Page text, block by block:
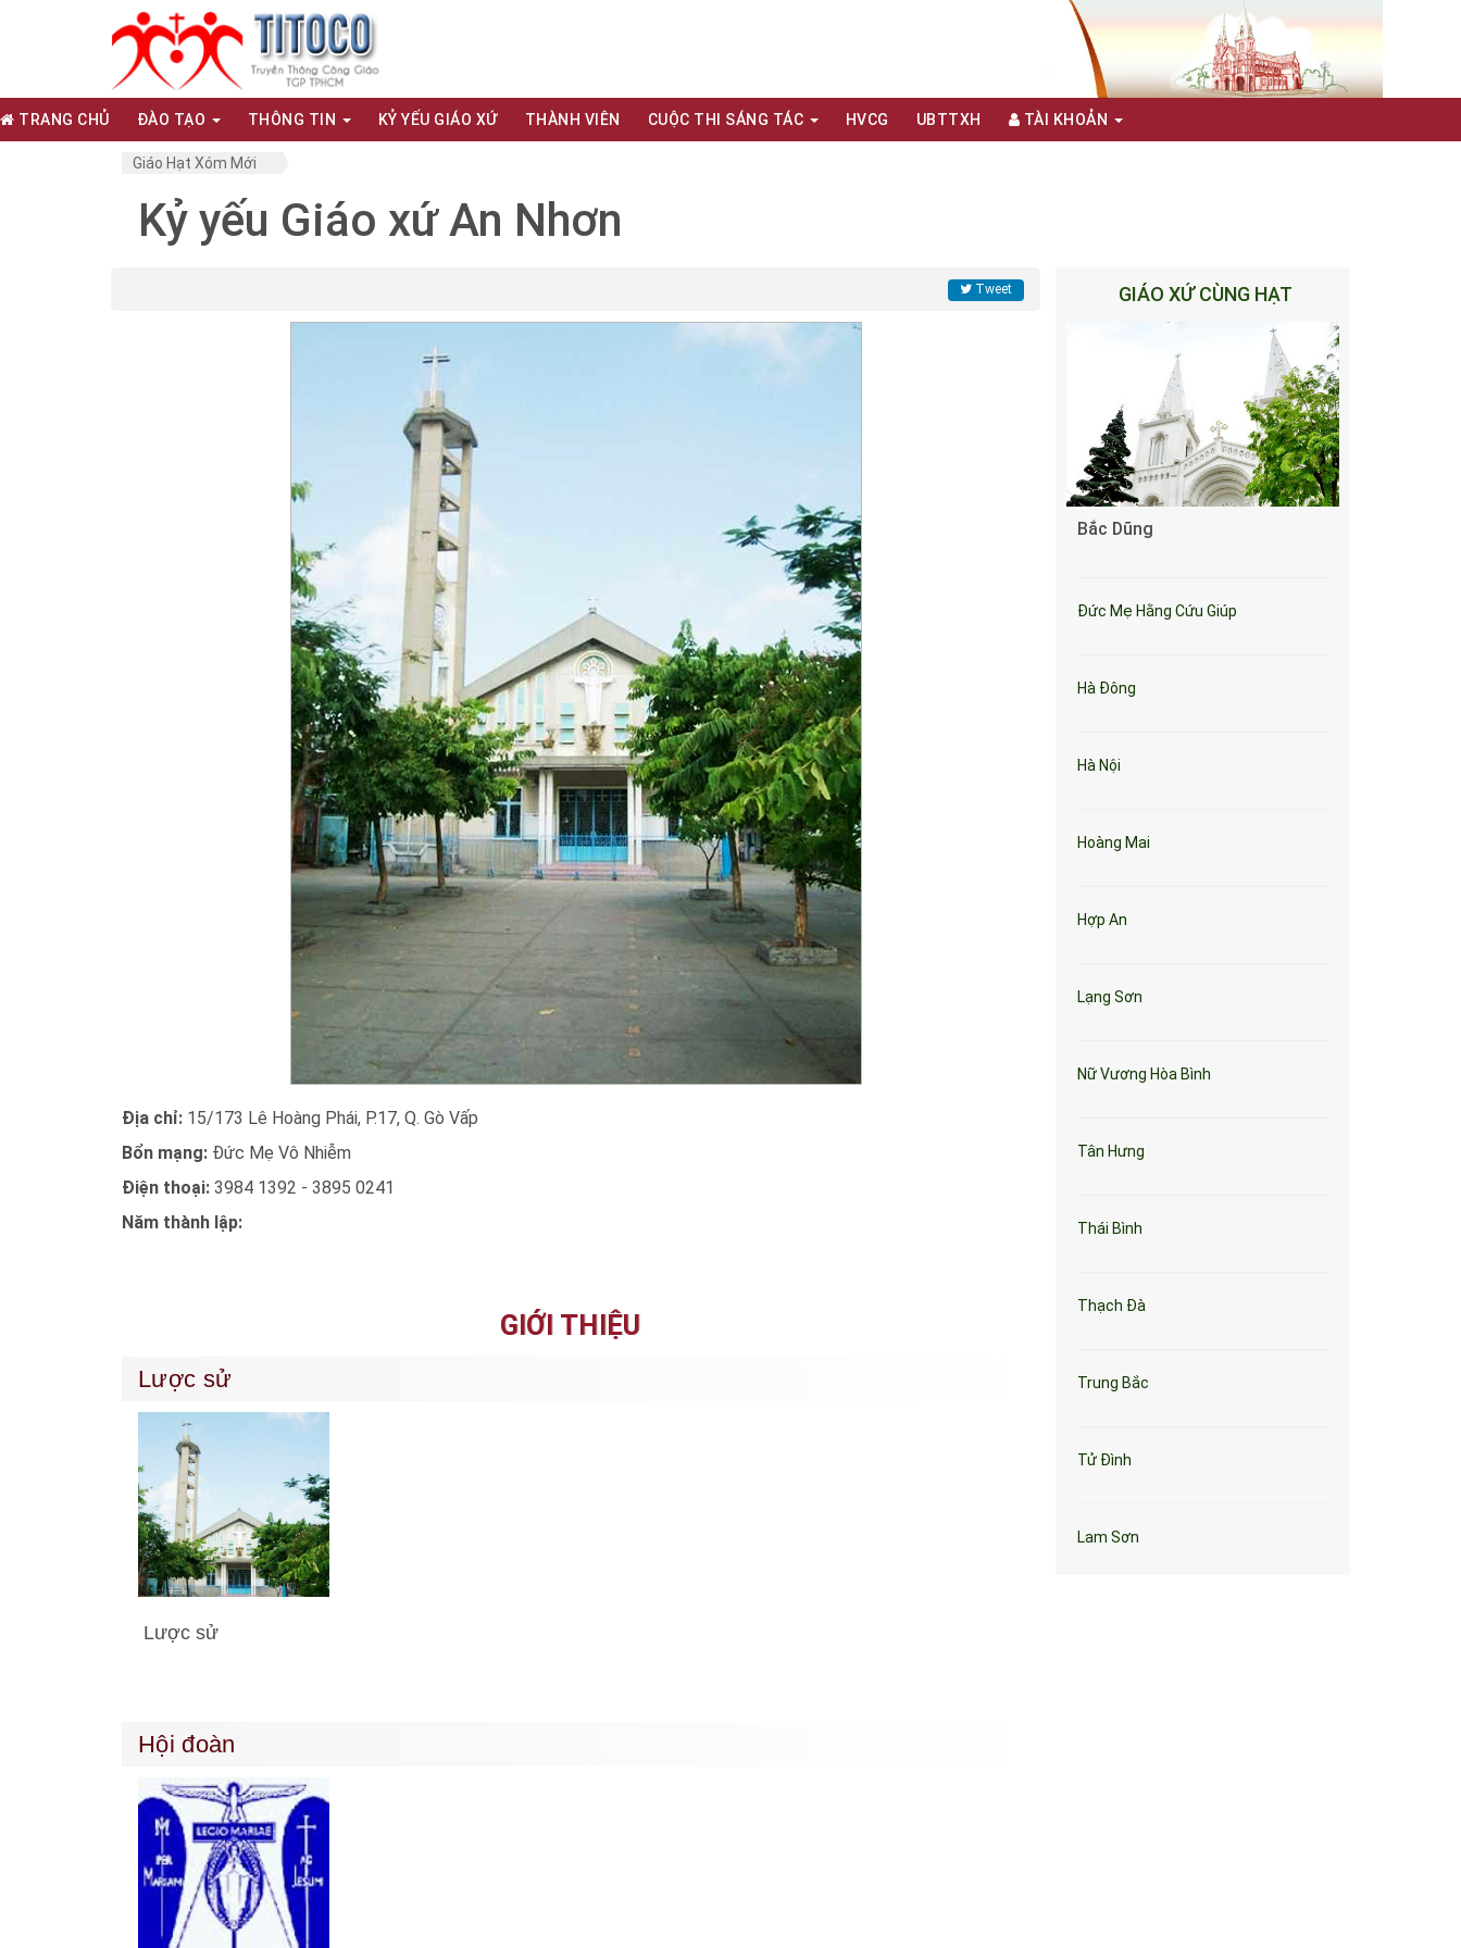
TRANG CHỦ ĐÀO TẠO THÔNG TIN KỶ YẾU GIÁO XỨ THÀNH VIÊN CUỘC THI SÁNG TÁC HVCG UBTTXH TÀI KHOẢN
Giáo Hạt Xóm Mới
Kỷ yếu Giáo xứ An Nhơn
Tweet
Địa chỉ: 15/173 Lê Hoàng Phái, P.17, Q. Gò Vấp
Bổn mạng: Đức Mẹ Vô Nhiễm
Điện thoại: 3984 1392 - 3895 0241
Năm thành lập:
GIỚI THIỆU
Lược sử
Lược sử
Hội đoàn
GIÁO XỨ CÙNG HẠT
Bắc Dũng
Đức Mẹ Hằng Cứu Giúp
Hà Đông
Hà Nội
Hoàng Mai
Hợp An
Lạng Sơn
Nữ Vương Hòa Bình
Tân Hưng
Thái Bình
Thạch Đà
Trung Bắc
Tử Đình
Lam Sơn